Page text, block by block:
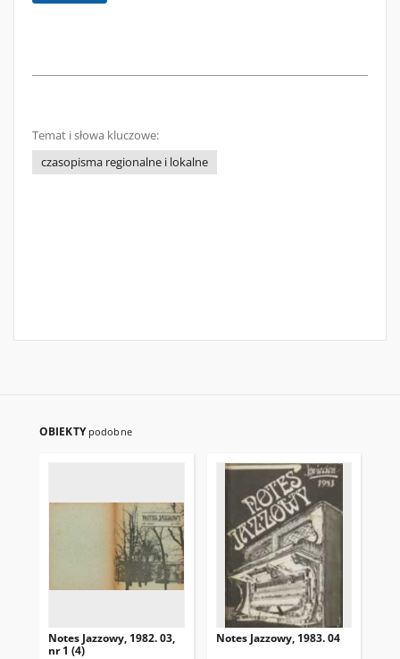
Temat i słowa kluczowe:
czasopisma regionalne i lokalne
OBIEKTY podobne
Notes Jazzowy, 1982. 03,
nr 1 (4)
Notes Jazzowy, 1983. 04